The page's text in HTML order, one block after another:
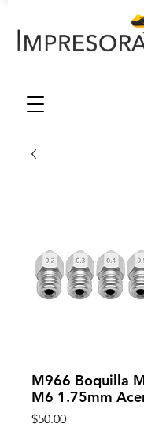
M966 Boquilla
M6 1.75mm
$50.00Precio